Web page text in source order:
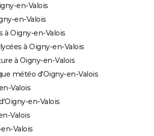
en-Valois
en-Valois
à Oigny-en-Valois
à Oigny-en-Valois
à Oigny-en-Valois
météo d'Oigny-en-Valois
Valois
en-Valois
Valois
Valois